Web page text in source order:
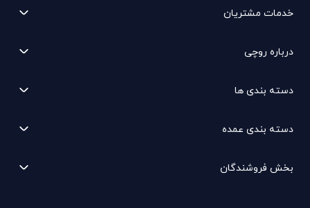
خدمات مشتریان
درباره روچی
دسته بندی ها
دسته بندی عمده
بخش فروشندگان